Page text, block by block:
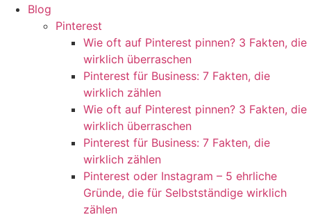
Blog
Pinterest
Wie oft auf Pinterest pinnen? 3 Fakten, die
wirklich überraschen
Pinterest für Business: 7 Fakten, die
wirklich zählen
Wie oft auf Pinterest pinnen? 3 Fakten, die
wirklich überraschen
Pinterest für Business: 7 Fakten, die
wirklich zählen
Pinterest oder Instagram – 5 ehrliche
Gründe, die für Selbstständige wirklich
zählen